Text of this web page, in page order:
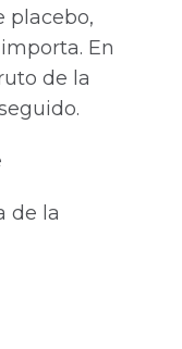
placebo,
En
de la
de la